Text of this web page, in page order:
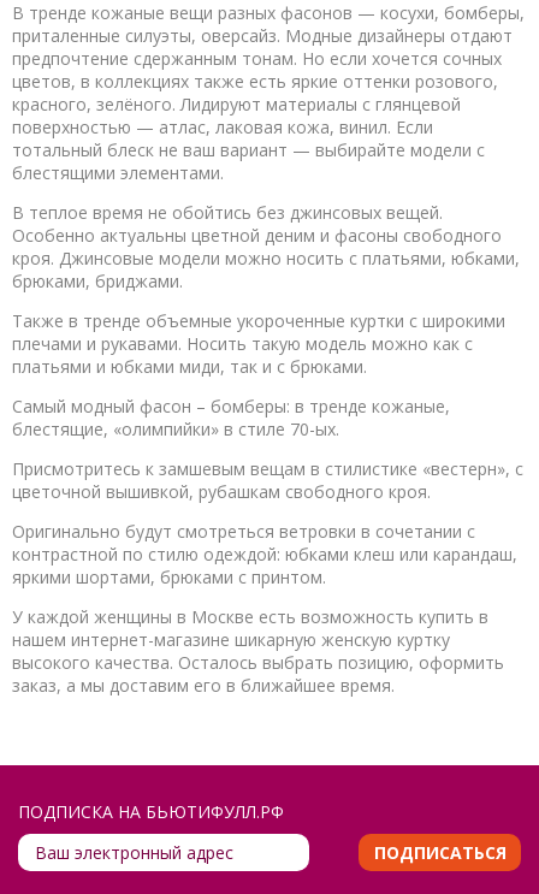
В тренде кожаные вещи разных фасонов — косухи, бомберы,
приталенные силуэты, оверсайз. Модные дизайнеры отдают
предпочтение сдержанным тонам. Но если хочется сочных
цветов, в коллекциях также есть яркие оттенки розового,
красного, зелёного. Лидируют материалы с глянцевой
поверхностью — атлас, лаковая кожа, винил. Если
тотальный блеск не ваш вариант — выбирайте модели с
блестящими элементами.
В теплое время не обойтись без джинсовых вещей.
Особенно актуальны цветной деним и фасоны свободного
кроя. Джинсовые модели можно носить с платьями, юбками,
брюками, бриджами.
Также в тренде объемные укороченные куртки с широкими
плечами и рукавами. Носить такую модель можно как с
платьями и юбками миди, так и с брюками.
Самый модный фасон – бомберы: в тренде кожаные,
блестящие, «олимпийки» в стиле 70-ых.
Присмотритесь к замшевым вещам в стилистике «вестерн», с
цветочной вышивкой, рубашкам свободного кроя.
Оригинально будут смотреться ветровки в сочетании с
контрастной по стилю одеждой: юбками клеш или карандаш,
яркими шортами, брюками с принтом.
У каждой женщины в Москве есть возможность купить в
нашем интернет-магазине шикарную женскую куртку
высокого качества. Осталось выбрать позицию, оформить
заказ, а мы доставим его в ближайшее время.
ПОДПИСКА НА БЬЮТИФУЛЛ.РФ
ПОДПИСАТЬСЯ